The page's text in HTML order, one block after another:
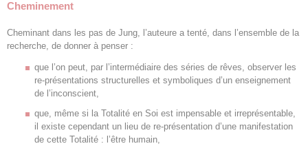
Cheminement
Cheminant dans les pas de Jung, l’auteure a tenté, dans l’ensemble de la
recherche, de donner à penser :
que l’on peut, par l’intermédiaire des séries de rêves, observer les
re-présentations structurelles et symboliques d’un enseignement
de l’inconscient,
que, même si la Totalité en Soi est impensable et irreprésentable,
il existe cependant un lieu de re-présentation d’une manifestation
de cette Totalité : l’être humain,